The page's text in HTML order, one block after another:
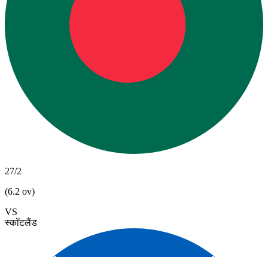
27/2
(6.2 ov)
VS
स्कॉटलैंड